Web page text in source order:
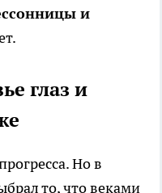
и
глаз и
Но в
то, что веками